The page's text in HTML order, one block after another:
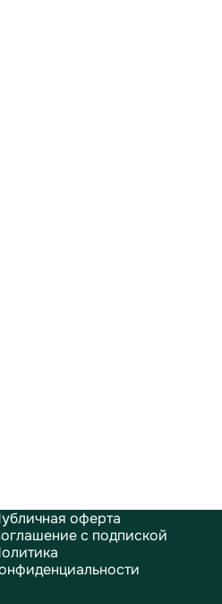
оферта
с подпиской